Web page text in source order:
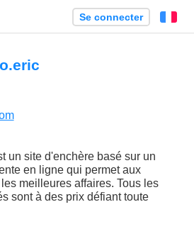
Se connecter
un site d'enchère basé sur un
en ligne qui permet aux
meilleures affaires. Tous les
sont à des prix défiant toute